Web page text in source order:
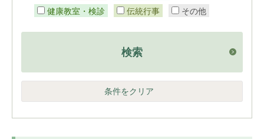
健康教室・検診
伝統行事 その他
検索
条件をクリア